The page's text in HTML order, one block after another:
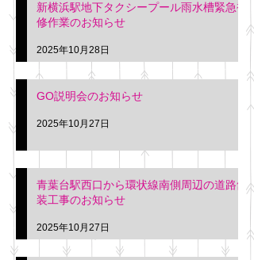
新横浜駅地下タクシープール雨水槽緊急補
修作業のお知らせ
2025年10月28日
GO説明会のお知らせ
2025年10月27日
青葉台駅西口から環状線南側周辺の道路舗
装工事のお知らせ
2025年10月27日